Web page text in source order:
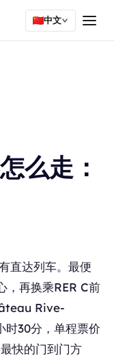
中文
么走：
直达列车。最便
，再换乘RER C前
Rive-
时30分，单程票价
快的门到门方